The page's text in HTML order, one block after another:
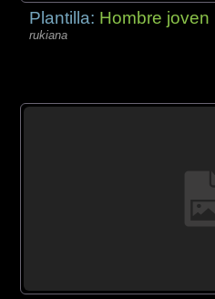
Plantilla: Hombre joven
rukiana